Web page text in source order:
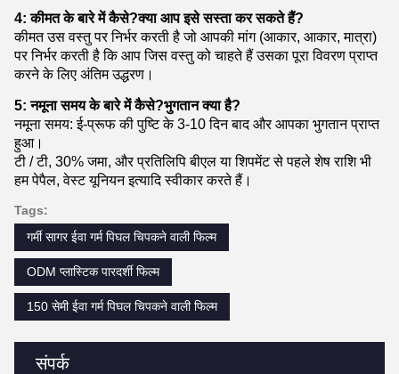
संपर्क
4: कीमत के बारे में कैसे?क्या आप इसे सस्ता कर सकते हैं?
कीमत उस वस्तु पर निर्भर करती है जो आपकी मांग (आकार, आकार, मात्रा)
पर निर्भर करती है कि आप जिस वस्तु को चाहते हैं उसका पूरा विवरण प्राप्त
करने के लिए अंतिम उद्धरण।
5: नमूना समय के बारे में कैसे?भुगतान क्या है?
नमूना समय: ई-प्रूफ की पुष्टि के 3-10 दिन बाद और आपका भुगतान प्राप्त
हुआ।
टी / टी, 30% जमा, और प्रतिलिपि बीएल या शिपमेंट से पहले शेष राशि भी
हम पेपैल, वेस्ट यूनियन इत्यादि स्वीकार करते हैं।
Tags:
गर्मी सागर ईवा गर्म पिघल चिपकने वाली फिल्म
ODM प्लास्टिक पारदर्शी फिल्म
150 सेमी ईवा गर्म पिघल चिपकने वाली फिल्म